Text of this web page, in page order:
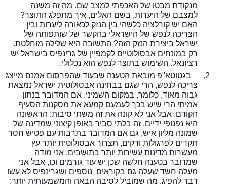
מנקודת מבטו של האכפתי למצב שם. מה זה משנה
למצבם של היערות, בשם האלים, איך מתפלג התוצר?
האם יש קורלציה כלשהי בין הנזק לכאורה ליערות ובין
הצריכה לנפש של הישראלי בהקשר של שותפותה של
ישראל ביצירת הנזק הזה? התשובה היא שלילה מוחלטת.
רק במונחים אבסולוטיים לקמפיין של גרינפיס בישראל יש
רציונאל. השימוש בתוצר לנפש הוא נכלולי.
2.
בגטוטא"פ מובאת הטענה שבעוד שהפרסום אמנם מייצג
צריכה לנפש, הרי שגם בבחינה אבסולוטית ישראל נמצאת
גבוה מאוד, כלומר, במקום השמיני. אם המדובר בנתון
אמיתי הרי שיש בכך לעמעם קמעא את מסקנות הסעיף
הקודם. אבל אני לא קונה את זה משתי סיבות: הראשונה
היא נפנופי ידיים. זה בלתי סביר באופן קיצוני שמדינה של
שמונה מליון איש, גם אם המדובר בתרבות עם פטיש חסר
תקדים לפרגולות ודקים, תצרוך אבסולוטית יותר עץ
מעשרות מדינות עשירות יותר בתושבים. אני מודה
שמדובר בטענה חלשה שכן יש עוד גורמים וכו, אבל אני
מעלה חשד שעלה גם בקוראים נוספים ושגרינפיס לא עשו
דבר להפיג. מה שמוביל לסיבה הבאה והמשמעותית יותר: